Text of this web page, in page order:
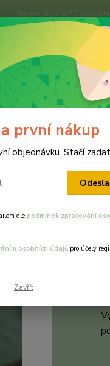
Nevíte si rady? Zavolejte.
první nákup
objednávku. Stačí
dlepodmínek zpracování
osobních údajůpro účely
Zavřít